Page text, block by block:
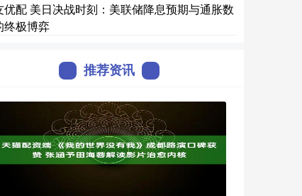
优配 美日决战时刻：美联储降息预期与通胀数
终极博弈
推荐资讯